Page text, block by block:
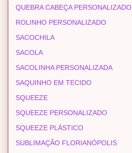
QUEBRA CABEÇA PERSONALIZADO
ROLINHO PERSONALIZADO
SACOCHILA
SACOLA
SACOLINHA PERSONALIZADA
SAQUINHO EM TECIDO
SQUEEZE
SQUEEZE PERSONALIZADO
SQUEEZE PLÁSTICO
SUBLIMAÇÃO FLORIANÓPOLIS